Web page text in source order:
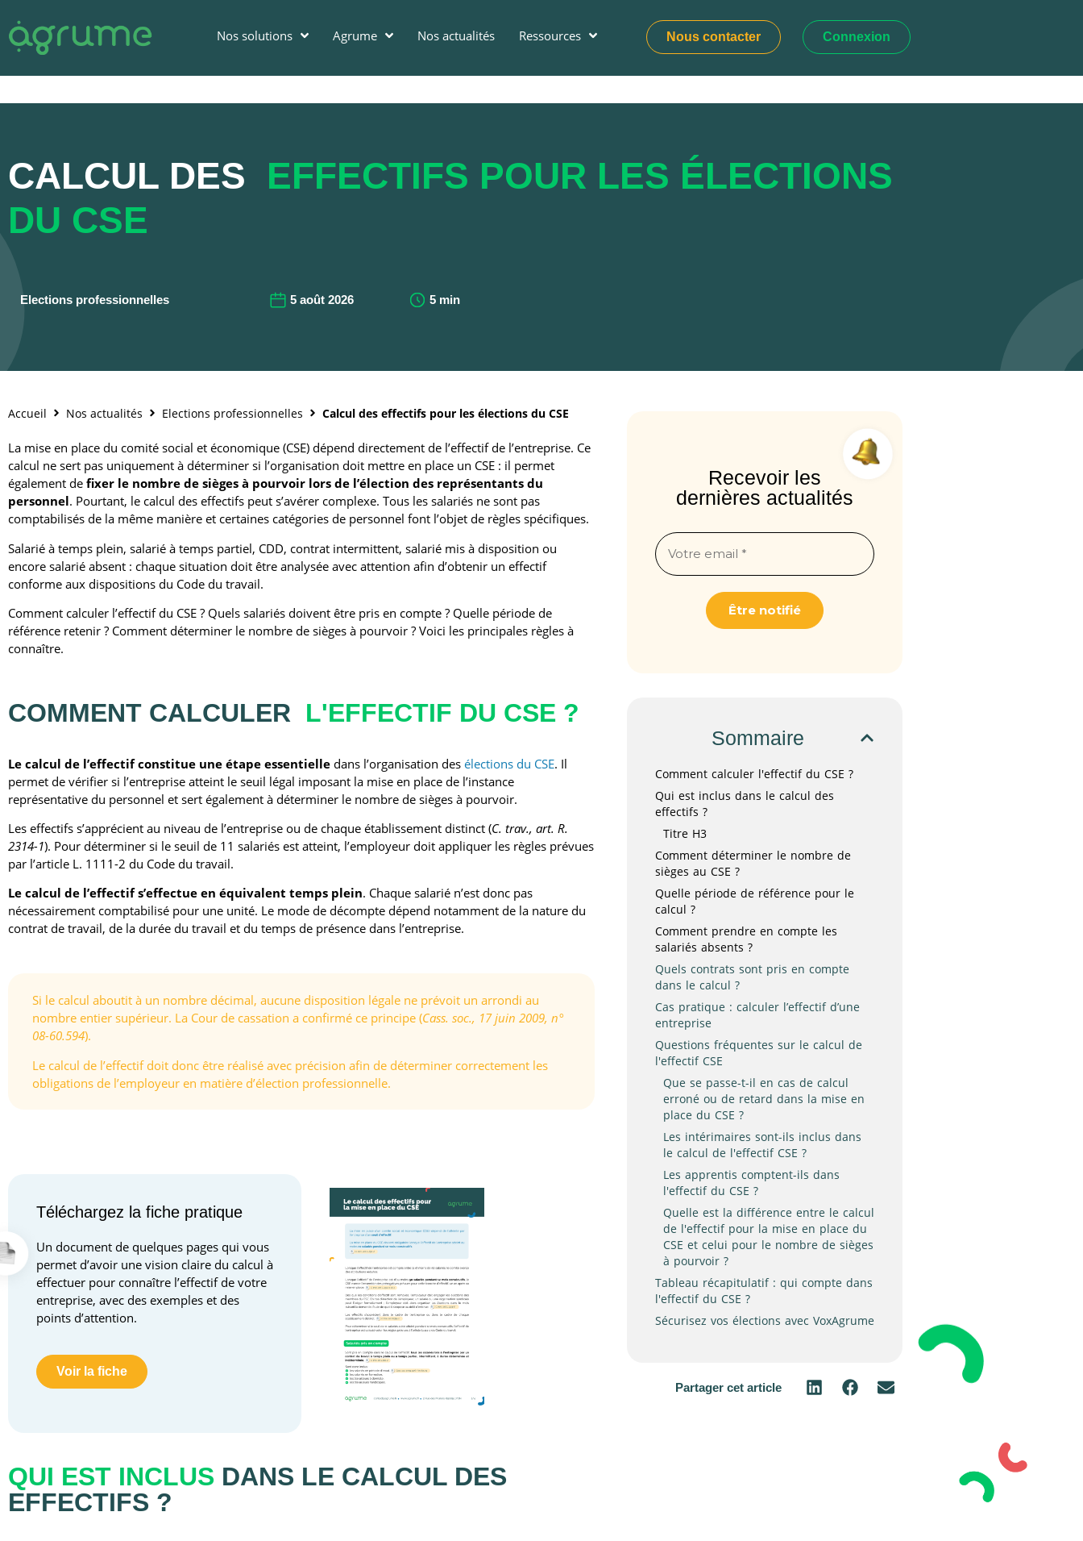
Nos solutions Agrume Nos actualités Ressources Nous contacter Connexion
CALCUL DES EFFECTIFS POUR LES ÉLECTIONS
DU CSE
Elections professionnelles 5 août 2026 5 min
Accueil Nos actualités Elections professionnelles Calcul des effectifs pour les élections du CSE
La mise en place du comité social et économique (CSE) dépend directement de l’effectif de l’entreprise. Ce
calcul ne sert pas uniquement à déterminer si l’organisation doit mettre en place un CSE : il permet
également de fixer le nombre de sièges à pourvoir lors de l’élection des représentants du
personnel. Pourtant, le calcul des effectifs peut s’avérer complexe. Tous les salariés ne sont pas
comptabilisés de la même manière et certaines catégories de personnel font l’objet de règles spécifiques.
Salarié à temps plein, salarié à temps partiel, CDD, contrat intermittent, salarié mis à disposition ou
encore salarié absent : chaque situation doit être analysée avec attention afin d’obtenir un effectif
conforme aux dispositions du Code du travail.
Comment calculer l’effectif du CSE ? Quels salariés doivent être pris en compte ? Quelle période de
référence retenir ? Comment déterminer le nombre de sièges à pourvoir ? Voici les principales règles à
connaître.
COMMENT CALCULER L'EFFECTIF DU CSE ?
Le calcul de l’effectif constitue une étape essentielle dans l’organisation des élections du CSE. Il
permet de vérifier si l’entreprise atteint le seuil légal imposant la mise en place de l’instance
représentative du personnel et sert également à déterminer le nombre de sièges à pourvoir.
Les effectifs s’apprécient au niveau de l’entreprise ou de chaque établissement distinct (C. trav., art. R.
2314-1). Pour déterminer si le seuil de 11 salariés est atteint, l’employeur doit appliquer les règles prévues
par l’article L. 1111-2 du Code du travail.
Le calcul de l’effectif s’effectue en équivalent temps plein. Chaque salarié n’est donc pas
nécessairement comptabilisé pour une unité. Le mode de décompte dépend notamment de la nature du
contrat de travail, de la durée du travail et du temps de présence dans l’entreprise.
Si le calcul aboutit à un nombre décimal, aucune disposition légale ne prévoit un arrondi au
nombre entier supérieur. La Cour de cassation a confirmé ce principe (Cass. soc., 17 juin 2009, n°
08-60.594).
Le calcul de l’effectif doit donc être réalisé avec précision afin de déterminer correctement les
obligations de l’employeur en matière d’élection professionnelle.
Téléchargez la fiche pratique
Un document de quelques pages qui vous
permet d’avoir une vision claire du calcul à
effectuer pour connaître l’effectif de votre
entreprise, avec des exemples et des
points d’attention.
Voir la fiche
QUI EST INCLUS DANS LE CALCUL DES
EFFECTIFS ?
Recevoir les
dernières actualités
Sommaire
Comment calculer l'effectif du CSE ?
Qui est inclus dans le calcul des
effectifs ?
Titre H3
Comment déterminer le nombre de
sièges au CSE ?
Quelle période de référence pour le
calcul ?
Comment prendre en compte les
salariés absents ?
Quels contrats sont pris en compte
dans le calcul ?
Cas pratique : calculer l’effectif d’une
entreprise
Questions fréquentes sur le calcul de
l'effectif CSE
Que se passe-t-il en cas de calcul
erroné ou de retard dans la mise en
place du CSE ?
Les intérimaires sont-ils inclus dans
le calcul de l'effectif CSE ?
Les apprentis comptent-ils dans
l'effectif du CSE ?
Quelle est la différence entre le calcul
de l'effectif pour la mise en place du
CSE et celui pour le nombre de sièges
à pourvoir ?
Tableau récapitulatif : qui compte dans
l'effectif du CSE ?
Sécurisez vos élections avec VoxAgrume
Partager cet article